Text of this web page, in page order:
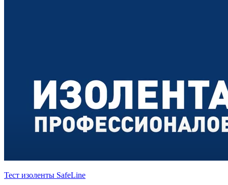
Тест изоленты SafeLine